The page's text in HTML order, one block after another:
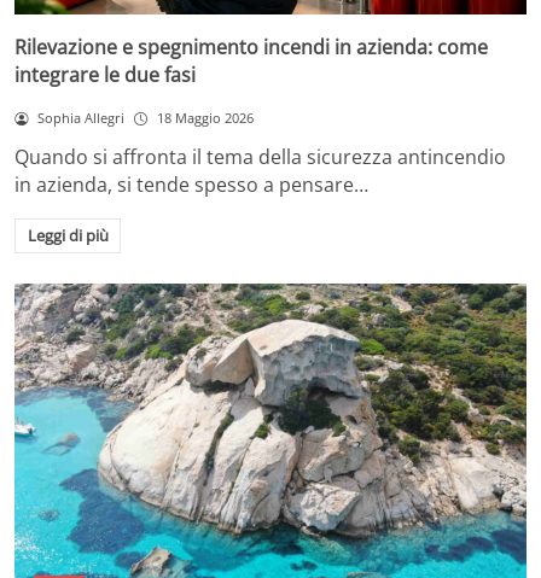
Rilevazione e spegnimento incendi in azienda: come
integrare le due fasi
Sophia Allegri 18 Maggio 2026
Quando si affronta il tema della sicurezza antincendio
in azienda, si tende spesso a pensare…
Leggi di più